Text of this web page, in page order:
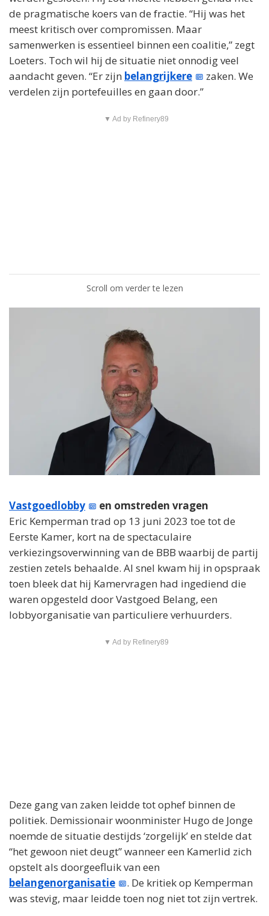
de pragmatische koers van de fractie. “Hij was het
meest kritisch over compromissen. Maar
samenwerken is essentieel binnen een coalitie,” zegt
Loeters. Toch wil hij de situatie niet onnodig veel
aandacht geven. “Er zijn belangrijkere
zaken. We
verdelen zijn portefeuilles en gaan door.”
▼ Ad by Refinery89
Scroll om verder te lezen
Vastgoedlobby
en omstreden vragen
Eric Kemperman trad op 13 juni 2023 toe tot de
Eerste Kamer, kort na de spectaculaire
verkiezingsoverwinning van de BBB waarbij de partij
zestien zetels behaalde. Al snel kwam hij in opspraak
toen bleek dat hij Kamervragen had ingediend die
waren opgesteld door Vastgoed Belang, een
lobbyorganisatie van particuliere verhuurders.
▼ Ad by Refinery89
Deze gang van zaken leidde tot ophef binnen de
politiek. Demissionair woonminister Hugo de Jonge
noemde de situatie destijds ‘zorgelijk’ en stelde dat
“het gewoon niet deugt” wanneer een Kamerlid zich
opstelt als doorgeefluik van een
belangenorganisatie
. De kritiek op Kemperman
was stevig, maar leidde toen nog niet tot zijn vertrek.